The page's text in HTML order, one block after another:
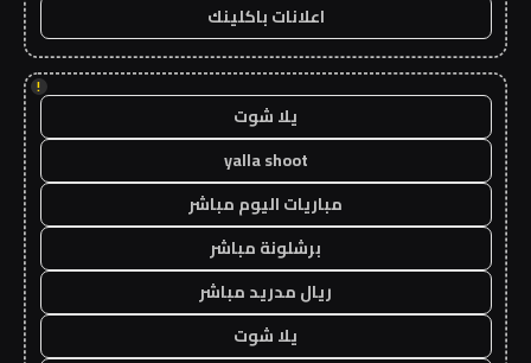
اعلانات باكلينك
!
يلا شوت
yalla shoot
مباريات اليوم مباشر
برشلونة مباشر
ريال مدريد مباشر
يلا شوت